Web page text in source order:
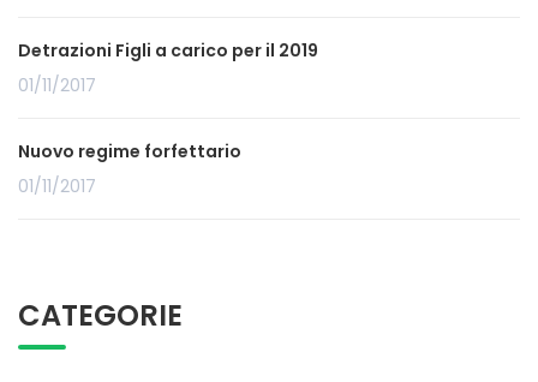
Detrazioni Figli a carico per il 2019
01/11/2017
Nuovo regime forfettario
01/11/2017
CATEGORIE